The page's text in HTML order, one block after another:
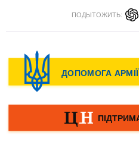
ПОДЫТОЖИТЬ: